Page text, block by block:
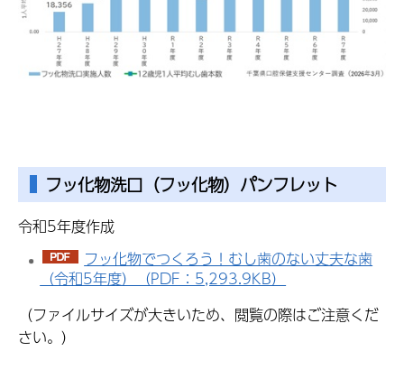
フッ化物洗口（フッ化物）パンフレット
令和5年度作成
フッ化物でつくろう！むし歯のない丈夫な歯
（令和5年度）（PDF：5,293.9KB）
（ファイルサイズが大きいため、閲覧の際はご注意くだ
さい。）